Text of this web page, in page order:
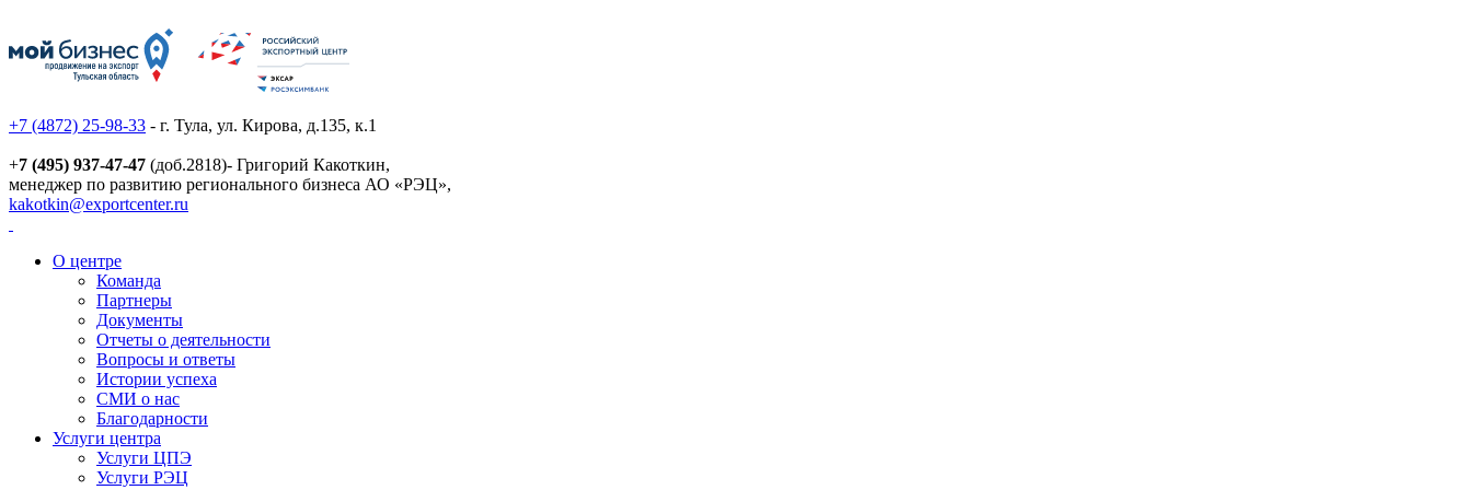
+7 (4872) 25-98-33 - г. Тула, ул. Кирова, д.135, к.1
+7 (495) 937-47-47 (доб.2818)- Григорий Какоткин,
менеджер по развитию регионального бизнеса АО «РЭЦ»,
kakotkin@exportcenter.ru
О центре
Команда
Партнеры
Документы
Отчеты о деятельности
Вопросы и ответы
Истории успеха
СМИ о нас
Благодарности
Услуги центра
Услуги ЦПЭ
Услуги РЭЦ